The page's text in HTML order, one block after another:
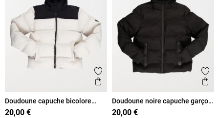
Ajouter aux favoris
Aperçu rapide
Doudoune capuche bicolore
garçon (XXS-M)
20,00 €
Doudoune noire capuche garçon
(XXS-M)
20,00 €